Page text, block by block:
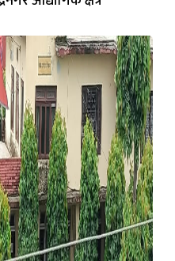
औद्योगिक क्षेत्र